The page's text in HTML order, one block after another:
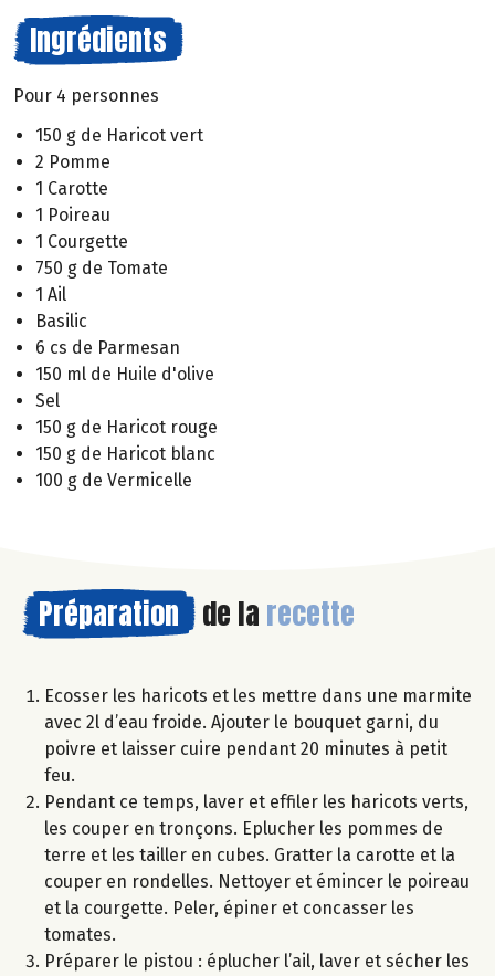
Ingrédients
Pour 4 personnes
150 g de Haricot vert
2 Pomme
1 Carotte
1 Poireau
1 Courgette
750 g de Tomate
1 Ail
Basilic
6 cs de Parmesan
150 ml de Huile d'olive
Sel
150 g de Haricot rouge
150 g de Haricot blanc
100 g de Vermicelle
Préparation de la recette
Ecosser les haricots et les mettre dans une marmite
avec 2l d’eau froide. Ajouter le bouquet garni, du
poivre et laisser cuire pendant 20 minutes à petit
feu.
Pendant ce temps, laver et effiler les haricots verts,
les couper en tronçons. Eplucher les pommes de
terre et les tailler en cubes. Gratter la carotte et la
couper en rondelles. Nettoyer et émincer le poireau
et la courgette. Peler, épiner et concasser les
tomates.
Préparer le pistou : éplucher l’ail, laver et sécher les